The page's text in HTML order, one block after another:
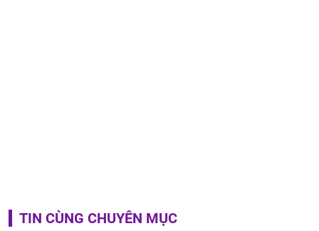
TIN CÙNG CHUYÊN MỤC